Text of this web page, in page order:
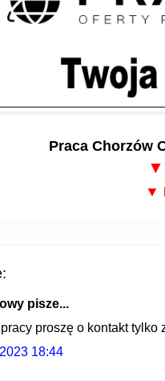
Praca Chorzów
▼
▼
pisze...
proszę o kontakt
18:44